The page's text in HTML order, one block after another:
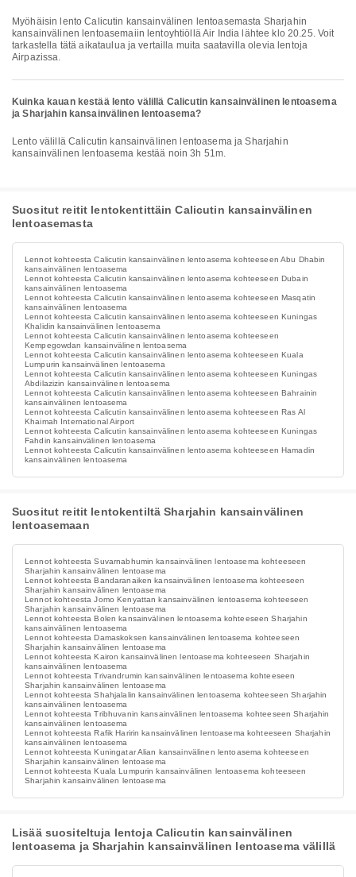
Myöhäisin lento Calicutin kansainvälinen lentoasemasta Sharjahin
kansainvälinen lentoasemaiin lentoyhtiöllä Air India lähtee klo 20.25. Voit
tarkastella tätä aikataulua ja vertailla muita saatavilla olevia lentoja
Airpazissa.
Kuinka kauan kestää lento välillä Calicutin kansainvälinen lentoasema
ja Sharjahin kansainvälinen lentoasema?
Lento välillä Calicutin kansainvälinen lentoasema ja Sharjahin
kansainvälinen lentoasema kestää noin 3h 51m.
Suositut reitit lentokentittäin Calicutin kansainvälinen
lentoasemasta
Lennot kohteesta Calicutin kansainvälinen lentoasema kohteeseen Abu Dhabin
kansainvälinen lentoasema
Lennot kohteesta Calicutin kansainvälinen lentoasema kohteeseen Dubain
kansainvälinen lentoasema
Lennot kohteesta Calicutin kansainvälinen lentoasema kohteeseen Masqatin
kansainvälinen lentoasema
Lennot kohteesta Calicutin kansainvälinen lentoasema kohteeseen Kuningas
Khalidin kansainvälinen lentoasema
Lennot kohteesta Calicutin kansainvälinen lentoasema kohteeseen
Kempegowdan kansainvälinen lentoasema
Lennot kohteesta Calicutin kansainvälinen lentoasema kohteeseen Kuala
Lumpurin kansainvälinen lentoasema
Lennot kohteesta Calicutin kansainvälinen lentoasema kohteeseen Kuningas
Abdilazizin kansainvälinen lentoasema
Lennot kohteesta Calicutin kansainvälinen lentoasema kohteeseen Bahrainin
kansainvälinen lentoasema
Lennot kohteesta Calicutin kansainvälinen lentoasema kohteeseen Ras Al
Khaimah International Airport
Lennot kohteesta Calicutin kansainvälinen lentoasema kohteeseen Kuningas
Fahdin kansainvälinen lentoasema
Lennot kohteesta Calicutin kansainvälinen lentoasema kohteeseen Hamadin
kansainvälinen lentoasema
Suositut reitit lentokentiltä Sharjahin kansainvälinen
lentoasemaan
Lennot kohteesta Suvarnabhumin kansainvälinen lentoasema kohteeseen
Sharjahin kansainvälinen lentoasema
Lennot kohteesta Bandaranaiken kansainvälinen lentoasema kohteeseen
Sharjahin kansainvälinen lentoasema
Lennot kohteesta Jomo Kenyattan kansainvälinen lentoasema kohteeseen
Sharjahin kansainvälinen lentoasema
Lennot kohteesta Bolen kansainvälinen lentoasema kohteeseen Sharjahin
kansainvälinen lentoasema
Lennot kohteesta Damaskoksen kansainvälinen lentoasema kohteeseen
Sharjahin kansainvälinen lentoasema
Lennot kohteesta Kairon kansainvälinen lentoasema kohteeseen Sharjahin
kansainvälinen lentoasema
Lennot kohteesta Trivandrumin kansainvälinen lentoasema kohteeseen
Sharjahin kansainvälinen lentoasema
Lennot kohteesta Shahjalalin kansainvälinen lentoasema kohteeseen Sharjahin
kansainvälinen lentoasema
Lennot kohteesta Tribhuvanin kansainvälinen lentoasema kohteeseen Sharjahin
kansainvälinen lentoasema
Lennot kohteesta Rafik Haririn kansainvälinen lentoasema kohteeseen Sharjahin
kansainvälinen lentoasema
Lennot kohteesta Kuningatar Alian kansainvälinen lentoasema kohteeseen
Sharjahin kansainvälinen lentoasema
Lennot kohteesta Kuala Lumpurin kansainvälinen lentoasema kohteeseen
Sharjahin kansainvälinen lentoasema
Lisää suositeltuja lentoja Calicutin kansainvälinen
lentoasema ja Sharjahin kansainvälinen lentoasema välillä